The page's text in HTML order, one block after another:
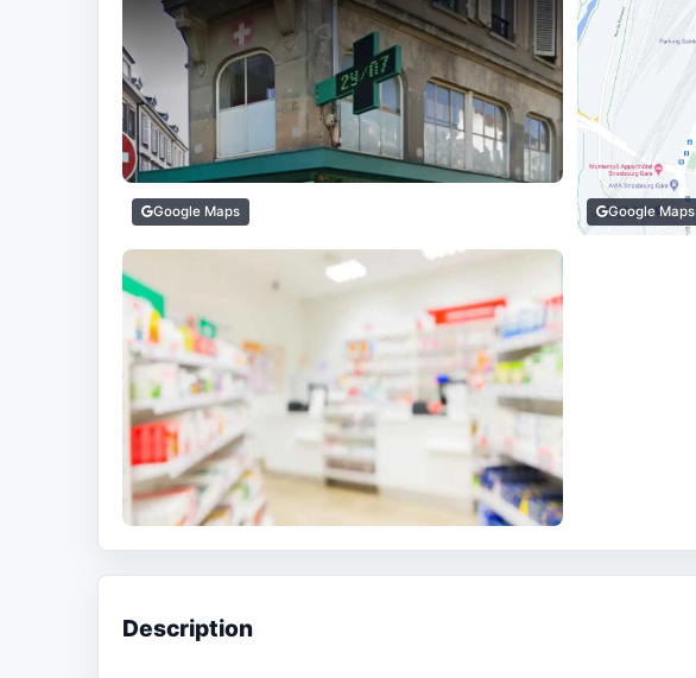
Google Maps Google Maps
Description